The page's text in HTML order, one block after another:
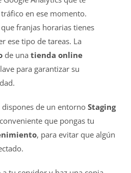
en ese momento.
franjas horarias tienes
ese tipo de tareas. La
de una tienda online
para garantizar su
dispones de un entorno Staging
que pongas tu
, para evitar que algún